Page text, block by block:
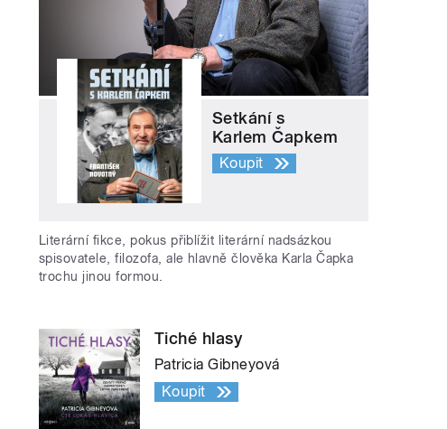
Setkání s
Karlem Čapkem
Koupit
Literární fikce, pokus přiblížit literární nadsázkou
spisovatele, filozofa, ale hlavně člověka Karla Čapka
trochu jinou formou.
Tiché hlasy
Patricia Gibneyová
Koupit